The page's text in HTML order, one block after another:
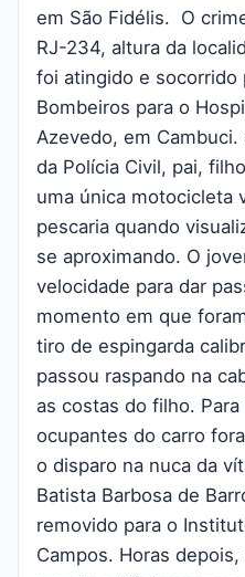
em São Fidélis. O
RJ-234, altura da
foi atingido e socorrido
Bombeiros para o
Azevedo, em
da Polícia Civil, pai,
uma única motocicleta
pescaria quando
se aproximando. O
velocidade para dar
momento em que
tiro de espingarda
passou raspando na
as costas do filho.
ocupantes do carro
o disparo na nuca da
Batista Barbosa de
removido para o
Campos. Horas